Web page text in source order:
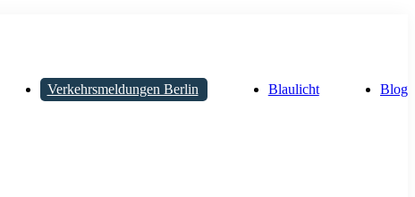
Verkehrsmeldungen Berlin Blaulicht Blog